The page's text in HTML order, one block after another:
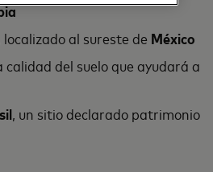
al sureste de México
del suelo que ayudará a
, un sitio declarado patrimonio